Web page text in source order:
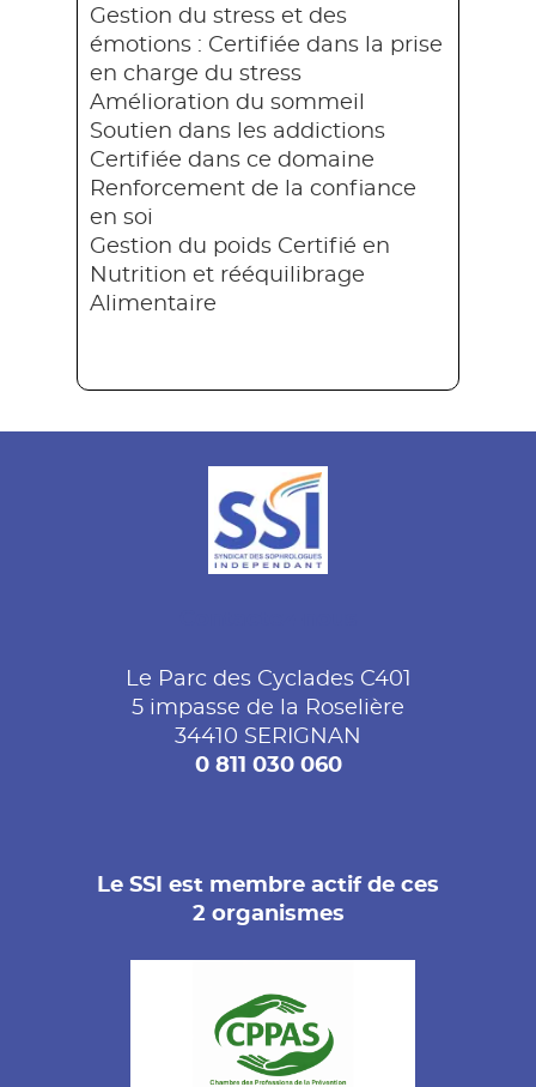
Gestion du stress et des
émotions : Certifiée dans la prise
en charge du stress
Amélioration du sommeil
Soutien dans les addictions
Certifiée dans ce domaine
Renforcement de la confiance
en soi
Gestion du poids Certifié en
Nutrition et rééquilibrage
Alimentaire
Le Parc des Cyclades C401
5 impasse de la Roselière
34410 SERIGNAN
0 811 030 060
Le SSI est membre actif de ces
2 organismes